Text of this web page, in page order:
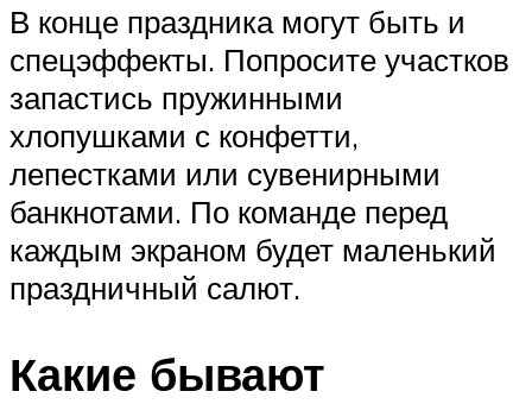
В конце праздника могут быть и
спецэффекты. Попросите участков
запастись пружинными
хлопушками с конфетти,
лепестками или сувенирными
банкнотами. По команде перед
каждым экраном будет маленький
праздничный салют.
Какие бывают